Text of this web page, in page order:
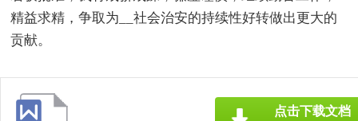
精益求精，争取为__社会治安的持续性好转做出更大的
贡献。
点击下载文档